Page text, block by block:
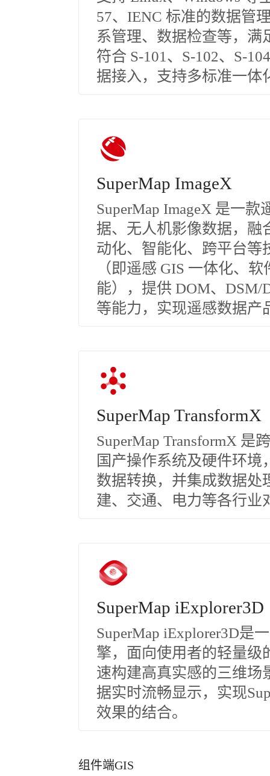
57、IENC 标准的数据管
系管理、数据检查等，满
符合 S-101、S-102、S-
据接入，支持多标准一体
SuperMap ImageX
SuperMap ImageX 是一
据、无人机影像数据，融
动化、智能化、跨平台等
（即遥感 GIS 一体化、
能），提供 DOM、DSM/
等能力，实现遥感数据产
SuperMap TransformX
SuperMap TransformX
国产操作系统及硬件环
数据转换，并集成数据处
建、交通、电力等各行业
SuperMap iExplorer3D
SuperMap iExplorer3D是
擎，面向使用者的轻量级
速构建高真实感的三维场
据实时流畅显示，实现
效果的结合。
组件端GIS